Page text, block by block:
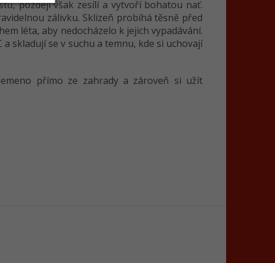
později však zesílí a vytvoří bohatou nať.
zálivku. Sklizeň probíhá těsně před
léta, aby nedocházelo k jejich vypadávání.
skladují se v suchu a temnu, kde si uchovají
přímo ze zahrady a zároveň si užít